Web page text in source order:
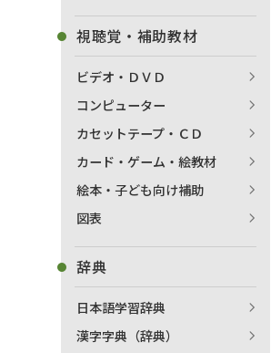
視聴覚・補助教材
ビデオ・ＤＶＤ
コンピューター
カセットテープ・ＣＤ
カード・ゲーム・絵教材
絵本・子ども向け補助
図表
辞典
日本語学習辞典
漢字字典（辞典）